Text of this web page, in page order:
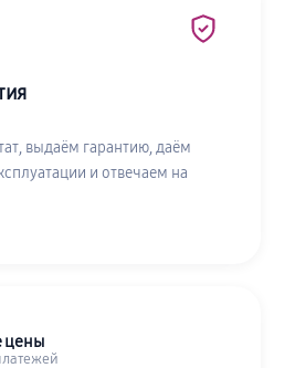
выдаём гарантию, даём
и отвечаем на
цены